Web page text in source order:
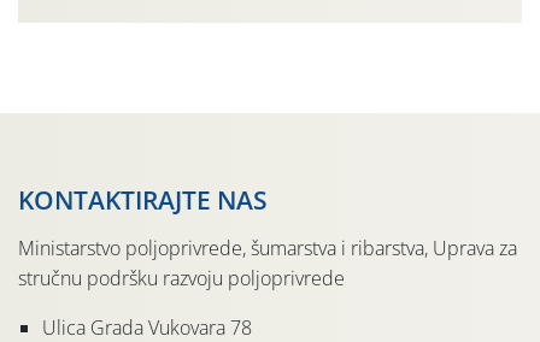
KONTAKTIRAJTE NAS
Ministarstvo poljoprivrede, šumarstva i ribarstva, Uprava za
stručnu podršku razvoju poljoprivrede
Ulica Grada Vukovara 78